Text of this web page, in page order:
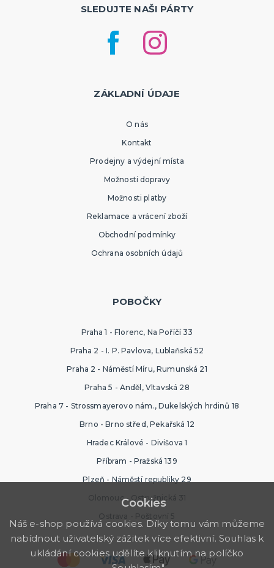
SLEDUJTE NAŠI PÁRTY
ZÁKLADNÍ ÚDAJE
O nás
Kontakt
Prodejny a výdejní místa
Možnosti dopravy
Možnosti platby
Reklamace a vrácení zboží
Obchodní podmínky
Ochrana osobních údajů
POBOČKY
Praha 1 - Florenc, Na Poříčí 33
Praha 2 - I. P. Pavlova, Lublaňská 52
Praha 2 - Náměstí Míru, Rumunská 21
Praha 5 - Anděl, Vltavská 28
Praha 7 - Strossmayerovo nám., Dukelských hrdinů 18
Brno - Brno střed, Pekařská 12
Hradec Králové - Divišova 1
Příbram - Pražská 139
Plzeň - Náměstí republiky 29
Olomouc - Ostružnická 31
Ostrava - Poštovní 5
Cookies
Náš e-shop používá cookies. Díky tomu vám můžeme
nabídnout uživatelský zážitek více efektivní. Souhlas k
ukládání cookies udělíte kliknutím na políčko